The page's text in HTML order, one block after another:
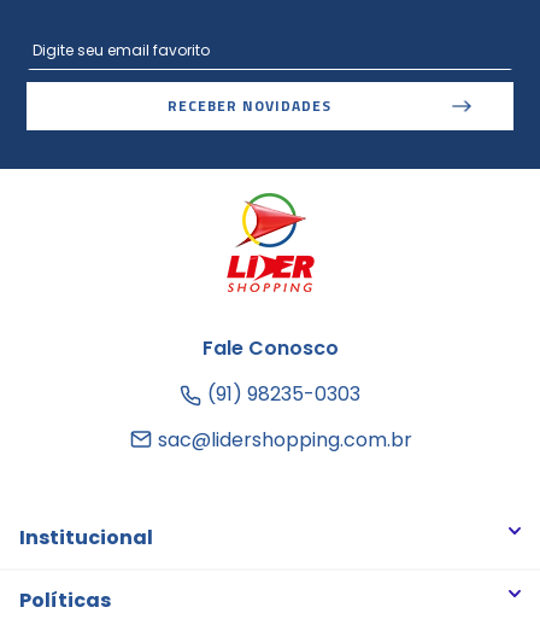
RECEBER NOVIDADES
Fale Conosco
(91) 98235-0303
sac@lidershopping.com.br
Institucional
Quem somos
Políticas